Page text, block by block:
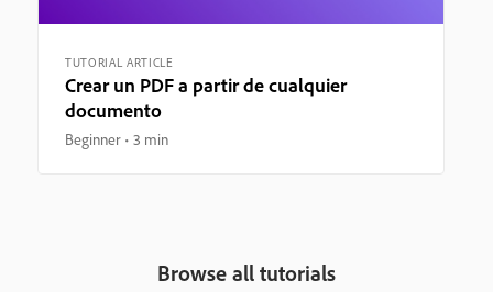
TUTORIAL ARTICLE
Crear un PDF a partir de cualquier
documento
Beginner 3 min
Browse all tutorials